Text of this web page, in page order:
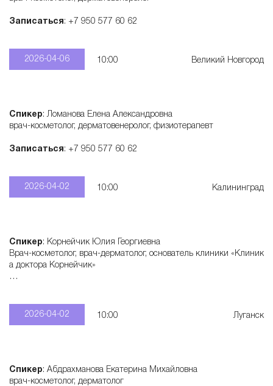
Записаться: +7 950 577 60 62
2026-04-06 10:00 Великий Новгород
Спикер: Ломанова Елена Александровна
врач-косметолог, дерматовенеролог, физиотерапевт
Записаться: +7 950 577 60 62
2026-04-02 10:00 Калининград
Спикер: Корнейчик Юлия Георгиевна
Врач-косметолог, врач-дерматолог, основатель клиники «Клиник
а доктора Корнейчик»
2026-04-02 10:00 Луганск
Спикер: Абдрахманова Екатерина Михайловна
врач-косметолог, дерматолог